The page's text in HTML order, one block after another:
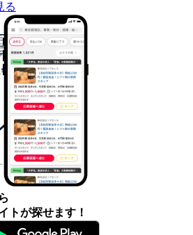
る
トが探せます！